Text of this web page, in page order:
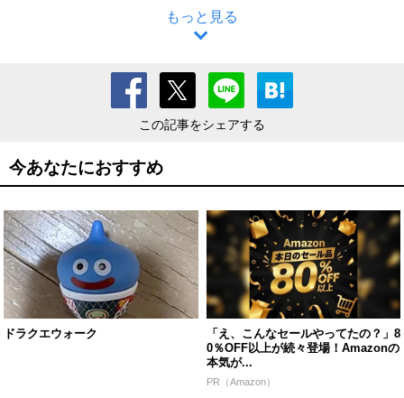
もっと見る
この記事をシェアする
今あなたにおすすめ
ドラクエウォーク
「え、こんなセールやってたの？」8
0％OFF以上が続々登場！Amazonの
本気が...
PR（Amazon）